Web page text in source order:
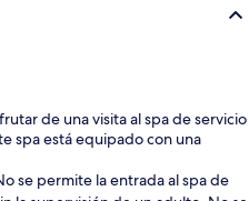
de una visita al spa de servicio
spa está equipado con una
se permite la entrada al spa de